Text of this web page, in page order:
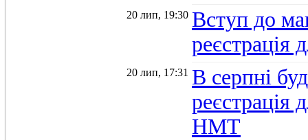
20 лип, 19:30 Вступ до
20 лип, 17:31 В серпні
реєстрація
НМТ